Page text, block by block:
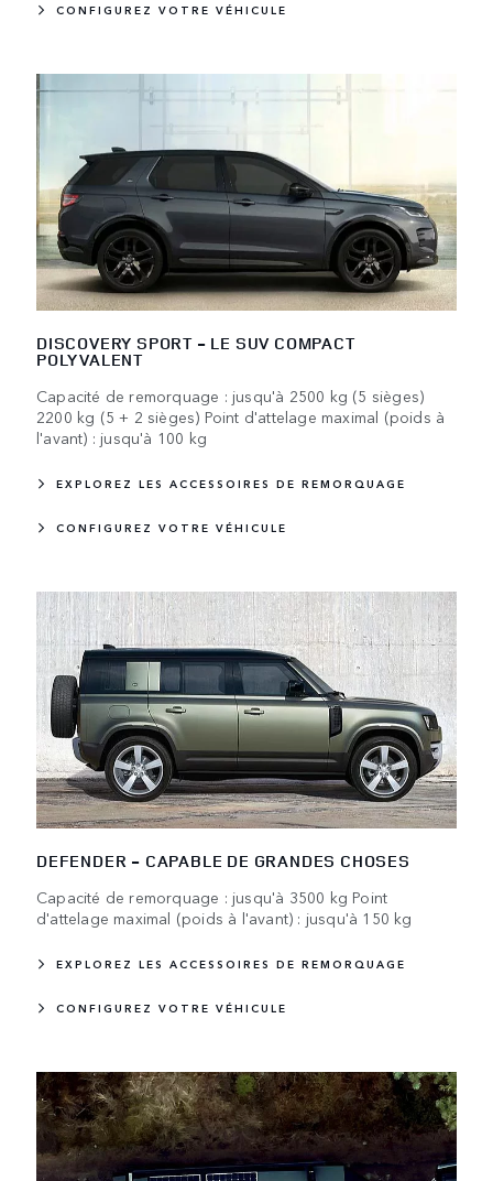
CONFIGUREZ VOTRE VÉHICULE
DISCOVERY SPORT - LE SUV COMPACT
POLYVALENT
Capacité de remorquage : jusqu'à 2500 kg (5 sièges)
2200 kg (5 + 2 sièges) Point d'attelage maximal (poids à
l'avant) : jusqu'à 100 kg
EXPLOREZ LES ACCESSOIRES DE REMORQUAGE
CONFIGUREZ VOTRE VÉHICULE
DEFENDER - CAPABLE DE GRANDES CHOSES
Capacité de remorquage : jusqu'à 3500 kg Point
d'attelage maximal (poids à l'avant) : jusqu'à 150 kg
EXPLOREZ LES ACCESSOIRES DE REMORQUAGE
CONFIGUREZ VOTRE VÉHICULE